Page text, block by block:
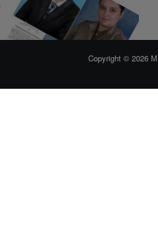
Обучение ...
«Лучший учитель» в ...Copyright © 2026